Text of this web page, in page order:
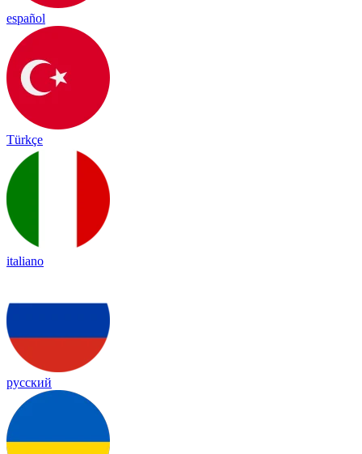
español
Türkçe
italiano
русский